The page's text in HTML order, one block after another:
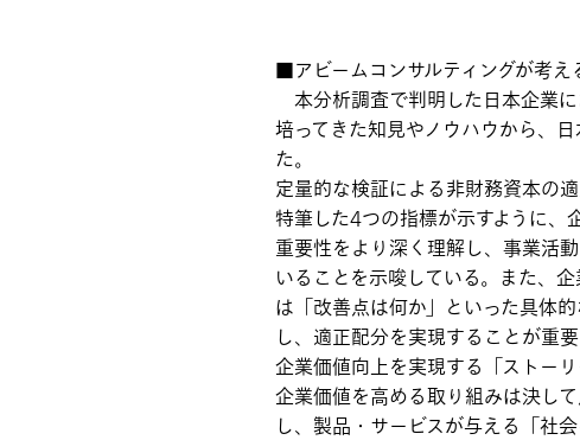
■アビームコンサルティングが考
本分析調査で判明した日本企業
培ってきた知見やノウハウから、
た。
定量的な検証による非財務資本の
特筆した4つの指標が示すように、
重要性をより深く理解し、事業活
いることを示唆している。また、
は「改善点は何か」といった具体
し、適正配分を実現することが重要
企業価値向上を実現する「ストー
企業価値を高める取り組みは決し
し、製品・サービスが与える「社